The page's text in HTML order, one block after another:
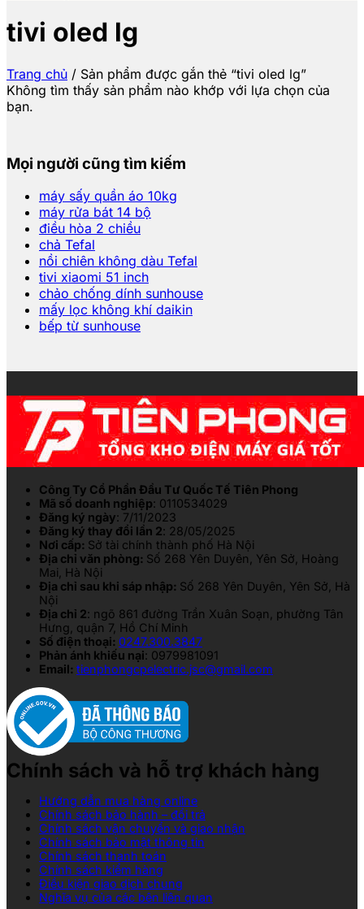
tivi oled lg
Trang chủ / Sản phẩm được gắn thẻ “tivi oled lg”
Không tìm thấy sản phẩm nào khớp với lựa chọn của
bạn.
Mọi người cũng tìm kiếm
máy sấy quần áo 10kg
máy rửa bát 14 bộ
điều hòa 2 chiều
chả Tefal
nồi chiên không dàu Tefal
tivi xiaomi 51 inch
chảo chống dính sunhouse
mấy lọc không khí daikin
bếp từ sunhouse
Công Ty Cổ Phần Đầu Tư Quốc Tế Tiên Phong
Mã số doanh nghiệp: 0110534029
Đăng ký ngày: 7/11/2023
Đăng ký thay đổi lần 2: 28/05/2025
Nơi cấp: Sở tài chính thành phố Hà Nội
Địa chỉ văn phòng: Số 268 Yên Duyên, Yên Sở, Hoàng
Mai, Hà Nội
Địa chỉ sau khi sáp nhập: Số 268 Yên Duyên, Yên Sở, Hà
Nội
Địa chỉ 2: ngõ 861 đường Trần Xuân Soạn, phường Tân
Hưng, quận 7, Hồ Chí Minh
Số điện thoại: 0247.300.3847
Phản ánh khiếu nại: 0979981091
Email: tienphongcpelectric.jsc@gmail.com
Chính sách và hỗ trợ khách hàng
Hướng dẫn mua hàng online
Chính sách bảo hành – đổi trả
Chính sách vận chuyển và giao nhận
Chính sách bảo mật thông tin
Chính sách thanh toán
Chính sách kiểm hàng
Điều kiện giao dịch chung
Nghĩa vụ của các bên liên quan